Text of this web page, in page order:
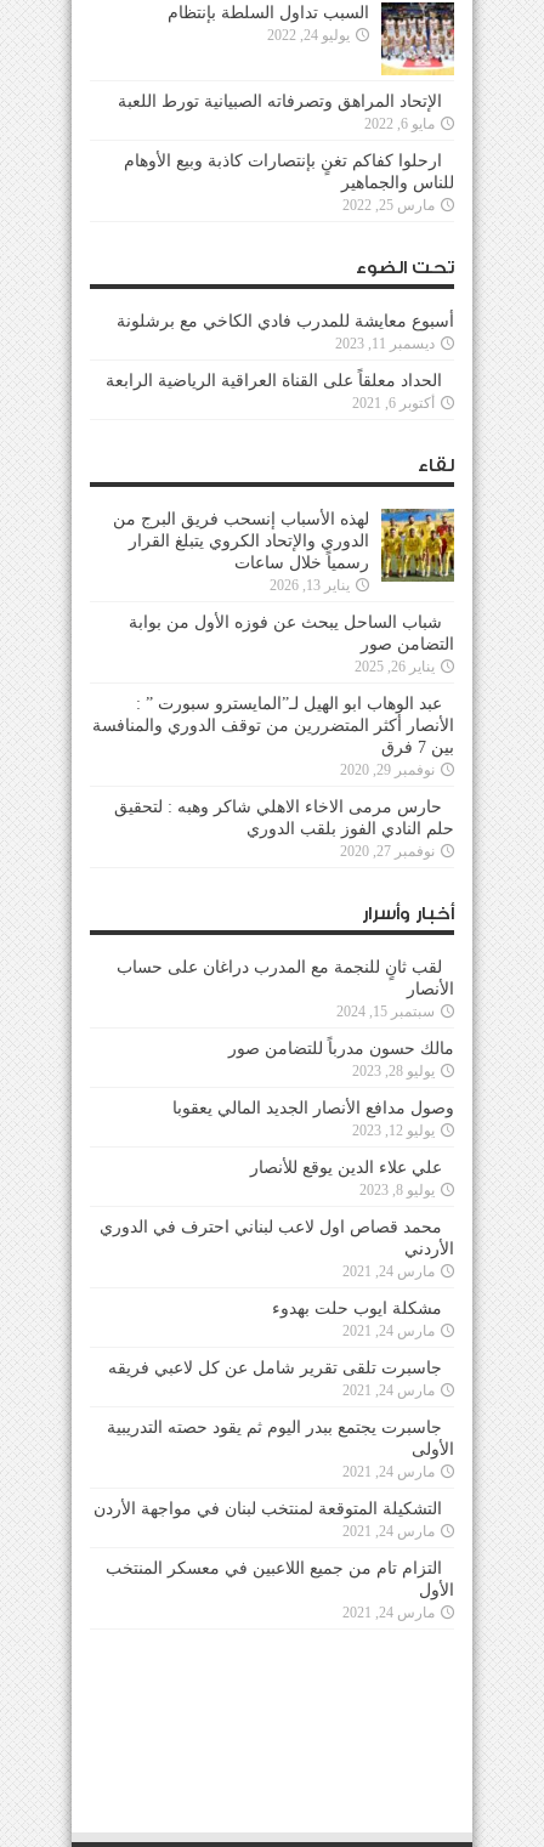
السبب تداول السلطة بإنتظام
يوليو 24, 2022
الإتحاد المراهق وتصرفاته الصبيانية تورط اللعبة
مايو 6, 2022
ارحلوا كفاكم تغنٍ بإنتصارات كاذبة وبيع الأوهام
للناس والجماهير
مارس 25, 2022
تحت الضوء
أسبوع معايشة للمدرب فادي الكاخي مع برشلونة
ديسمبر 11, 2023
الحداد معلقاً على القناة العراقية الرياضية الرابعة
أكتوبر 6, 2021
لقاء
لهذه الأسباب إنسحب فريق البرج من
الدوري والإتحاد الكروي يتبلغ القرار
رسمياً خلال ساعات
يناير 13, 2026
شباب الساحل يبحث عن فوزه الأول من بوابة
التضامن صور
يناير 26, 2025
عبد الوهاب ابو الهيل لـ”المايسترو سبورت ” :
الأنصار أكثر المتضررين من توقف الدوري والمنافسة
بين 7 فرق
نوفمبر 29, 2020
حارس مرمى الاخاء الاهلي شاكر وهبه : لتحقيق
حلم النادي الفوز بلقب الدوري
نوفمبر 27, 2020
أخبار وأسرار
لقب ثانٍ للنجمة مع المدرب دراغان على حساب
الأنصار
سبتمبر 15, 2024
مالك حسون مدرباً للتضامن صور
يوليو 28, 2023
وصول مدافع الأنصار الجديد المالي يعقوبا
يوليو 12, 2023
علي علاء الدين يوقع للأنصار
يوليو 8, 2023
محمد قصاص اول لاعب لبناني احترف في الدوري
الأردني
مارس 24, 2021
مشكلة ايوب حلت بهدوء
مارس 24, 2021
جاسبرت تلقى تقرير شامل عن كل لاعبي فريقه
مارس 24, 2021
جاسبرت يجتمع ببدر اليوم ثم يقود حصته التدريبية
الأولى
مارس 24, 2021
التشكيلة المتوقعة لمنتخب لبنان في مواجهة الأردن
مارس 24, 2021
التزام تام من جميع اللاعبين في معسكر المنتخب
الأول
مارس 24, 2021